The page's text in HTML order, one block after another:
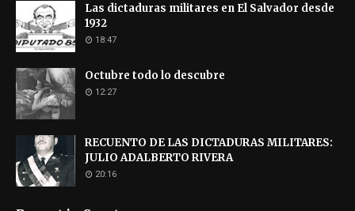
Las dictaduras militares en El Salvador desde
1932
18:47
Octubre todo lo descubre
12:27
RECUENTO DE LAS DICTADURAS MILITARES:
JULIO ADALBERTO RIVERA
20:16